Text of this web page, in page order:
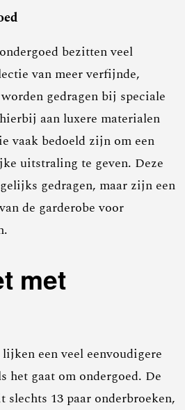
bezitten veel
van meer verfijnde,
gedragen bij speciale
aan luxere materialen
vaak bedoeld zijn om een
uitstraling te geven. Deze
gedragen, maar zijn een
de garderobe voor
met
een veel eenvoudigere
het gaat om ondergoed. De
slechts 13 paar onderbroeken,